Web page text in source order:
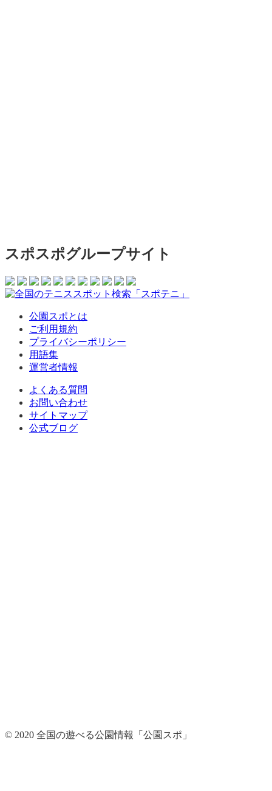
スポスポグループサイト
公園スポとは
ご利用規約
プライバシーポリシー
用語集
運営者情報
よくある質問
お問い合わせ
サイトマップ
公式ブログ
© 2020 全国の遊べる公園情報「公園スポ」